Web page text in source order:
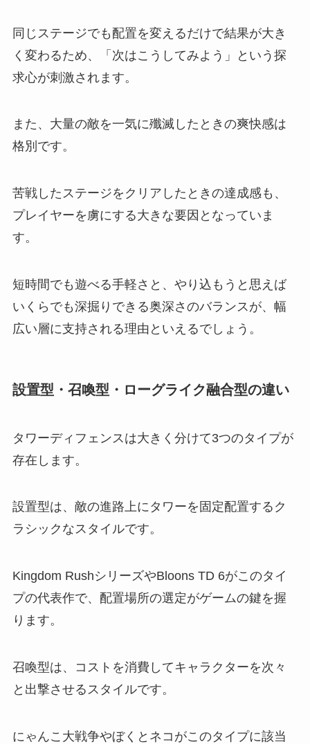
同じステージでも配置を変えるだけで結果が大き
く変わるため、「次はこうしてみよう」という探
求心が刺激されます。
また、大量の敵を一気に殲滅したときの爽快感は
格別です。
苦戦したステージをクリアしたときの達成感も、
プレイヤーを虜にする大きな要因となっていま
す。
短時間でも遊べる手軽さと、やり込もうと思えば
いくらでも深掘りできる奥深さのバランスが、幅
広い層に支持される理由といえるでしょう。
設置型・召喚型・ローグライク融合型の違い
タワーディフェンスは大きく分けて3つのタイプが
存在します。
設置型は、敵の進路上にタワーを固定配置するク
ラシックなスタイルです。
Kingdom RushシリーズやBloons TD 6がこのタイ
プの代表作で、配置場所の選定がゲームの鍵を握
ります。
召喚型は、コストを消費してキャラクターを次々
と出撃させるスタイルです。
にゃんこ大戦争やぼくとネコがこのタイプに該当